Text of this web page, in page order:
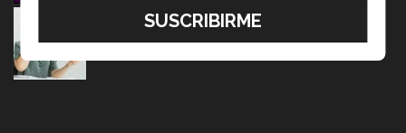
Tec y UT Austin buscan "devolver la voz" a
hispanohablantes con afasia